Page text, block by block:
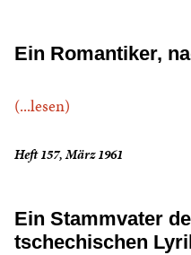
Ein Romantiker,
(...lesen)
Heft 157, März 1961
Ein Stammvater
tschechischen